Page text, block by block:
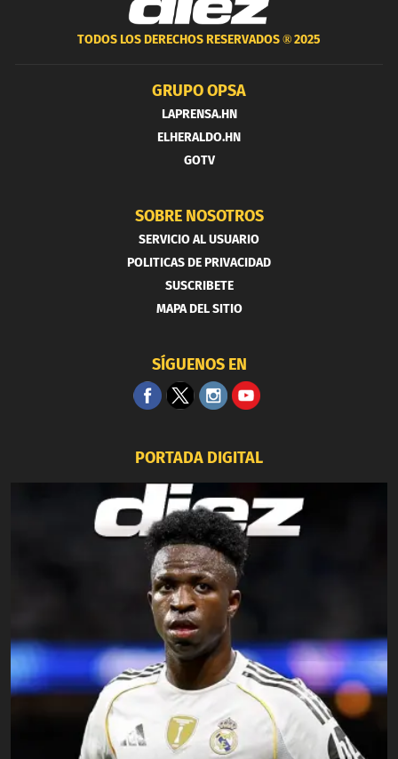
TODOS LOS DERECHOS RESERVADOS ®2025
GRUPO OPSA
LAPRENSA.HN
ELHERALDO.HN
GOTV
SOBRE NOSOTROS
SERVICIO AL USUARIO
POLITICAS DE PRIVACIDAD
SUSCRIBETE
MAPA DEL SITIO
SÍGUENOS EN
PORTADA DIGITAL